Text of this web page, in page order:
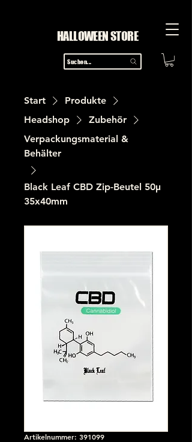
HALLOWEEN STORE
Suchen...
Start
Produkte
Headshop
Zubehör
Verpackungsmaterial &
Behälter
Black Leaf CBD Zip-Beutel 50µ
35x40mm
Artikelnummer: 391099